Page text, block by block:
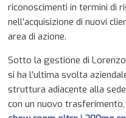
riconoscimenti in termini di
nell’acquisizione di nuovi
area di azione.
Sotto la gestione di
si ha l’ultima svolta
struttura adiacente alla
con un nuovo